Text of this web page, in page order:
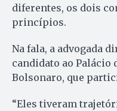
diferentes, os dois
princípios.
Na fala, a advogada
candidato ao Palácio
Bolsonaro, que
“Eles tiveram